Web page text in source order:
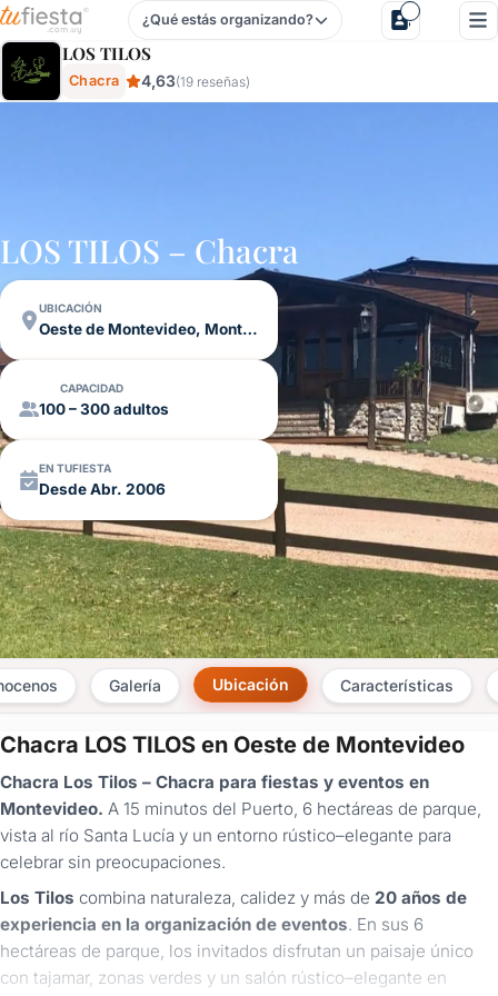
Los Tilos - Chacra En Oeste De Montevideo, Montevideo,
¿Qué estás organizando?
LOS TILOS
Chacra 4,63(19 reseñas)
LOS TILOS – Chacra
UBICACIÓN
Oeste de Montevideo, Montevideo
CAPACIDAD
100 – 300 adultos
EN TUFIESTA
Desde Abr. 2006
Galería Ubicación Características
Chacra LOS TILOS en Oeste de Montevideo
Chacra Los Tilos – Chacra para fiestas y eventos en
Montevideo. A 15 minutos del Puerto, 6 hectáreas de parque,
vista al río Santa Lucía y un entorno rústico–elegante para
celebrar sin preocupaciones.
Los Tilos combina naturaleza, calidez y más de 20 años de
experiencia en la organización de eventos. En sus 6
hectáreas de parque, los invitados disfrutan un paisaje único
con tajamar, zonas verdes y un salón rústico–elegante en
×
Consultar
¿Ya
tenés
cuenta?
sesión
aquí
para